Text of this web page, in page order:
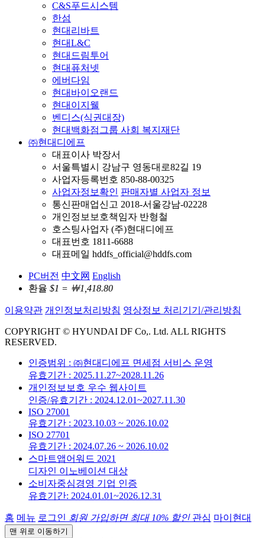
C&S푸드시스템
한섬
현대리바트
현대L&C
현대드림투어
현대퓨처넷
에버다임
현대바이오랜드
현대이지웰
벤디스(식권대장)
현대백화점그룹 사회 복지재단
㈜현대디에프
대표이사 박장서
서울특별시 강남구 영동대로82길 19
사업자등록번호 850-88-00325
사업자정보확인 판매자별 사업자 정보
통신판매업신고 2018-서울강남-02228
개인정보보호책임자 반형철
호스팅사업자 (주)현대디에프
대표번호 1811-6688
대표메일 hddfs_official@hddfs.com
PC버전 中文网 English
환율 $1 = ￦1,418.80
이용약관 개인정보처리방침 영상정보 처리기기/관리방침
COPYRIGHT © HYUNDAI DF Co,. Ltd. ALL RIGHTS
RESERVED.
인증범위 : ㈜현대디에프 면세점 서비스 운영
유효기간 : 2025.11.27~2028.11.26
개인정보보호 우수 웹사이트
인증/유효기간 : 2024.12.01~2027.11.30
ISO 27001
유효기간 : 2023.10.03 ~ 2026.10.02
ISO 27701
유효기간 : 2024.07.26 ~ 2026.10.02
스마트앱어워드 2021
디자인 이노베이션 대상
소비자중심경영 기업 인증
유효기간: 2024.01.01~2026.12.31
홈 메뉴 로그인 회원 가입하면 최대 10% 할인 관심 마이현대
맨 위로 이동하기